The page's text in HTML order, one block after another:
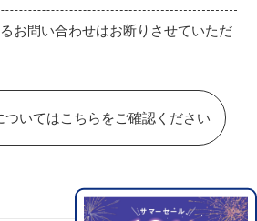
お問い合わせはお断りさせていただ
いてはこちらをご確認ください